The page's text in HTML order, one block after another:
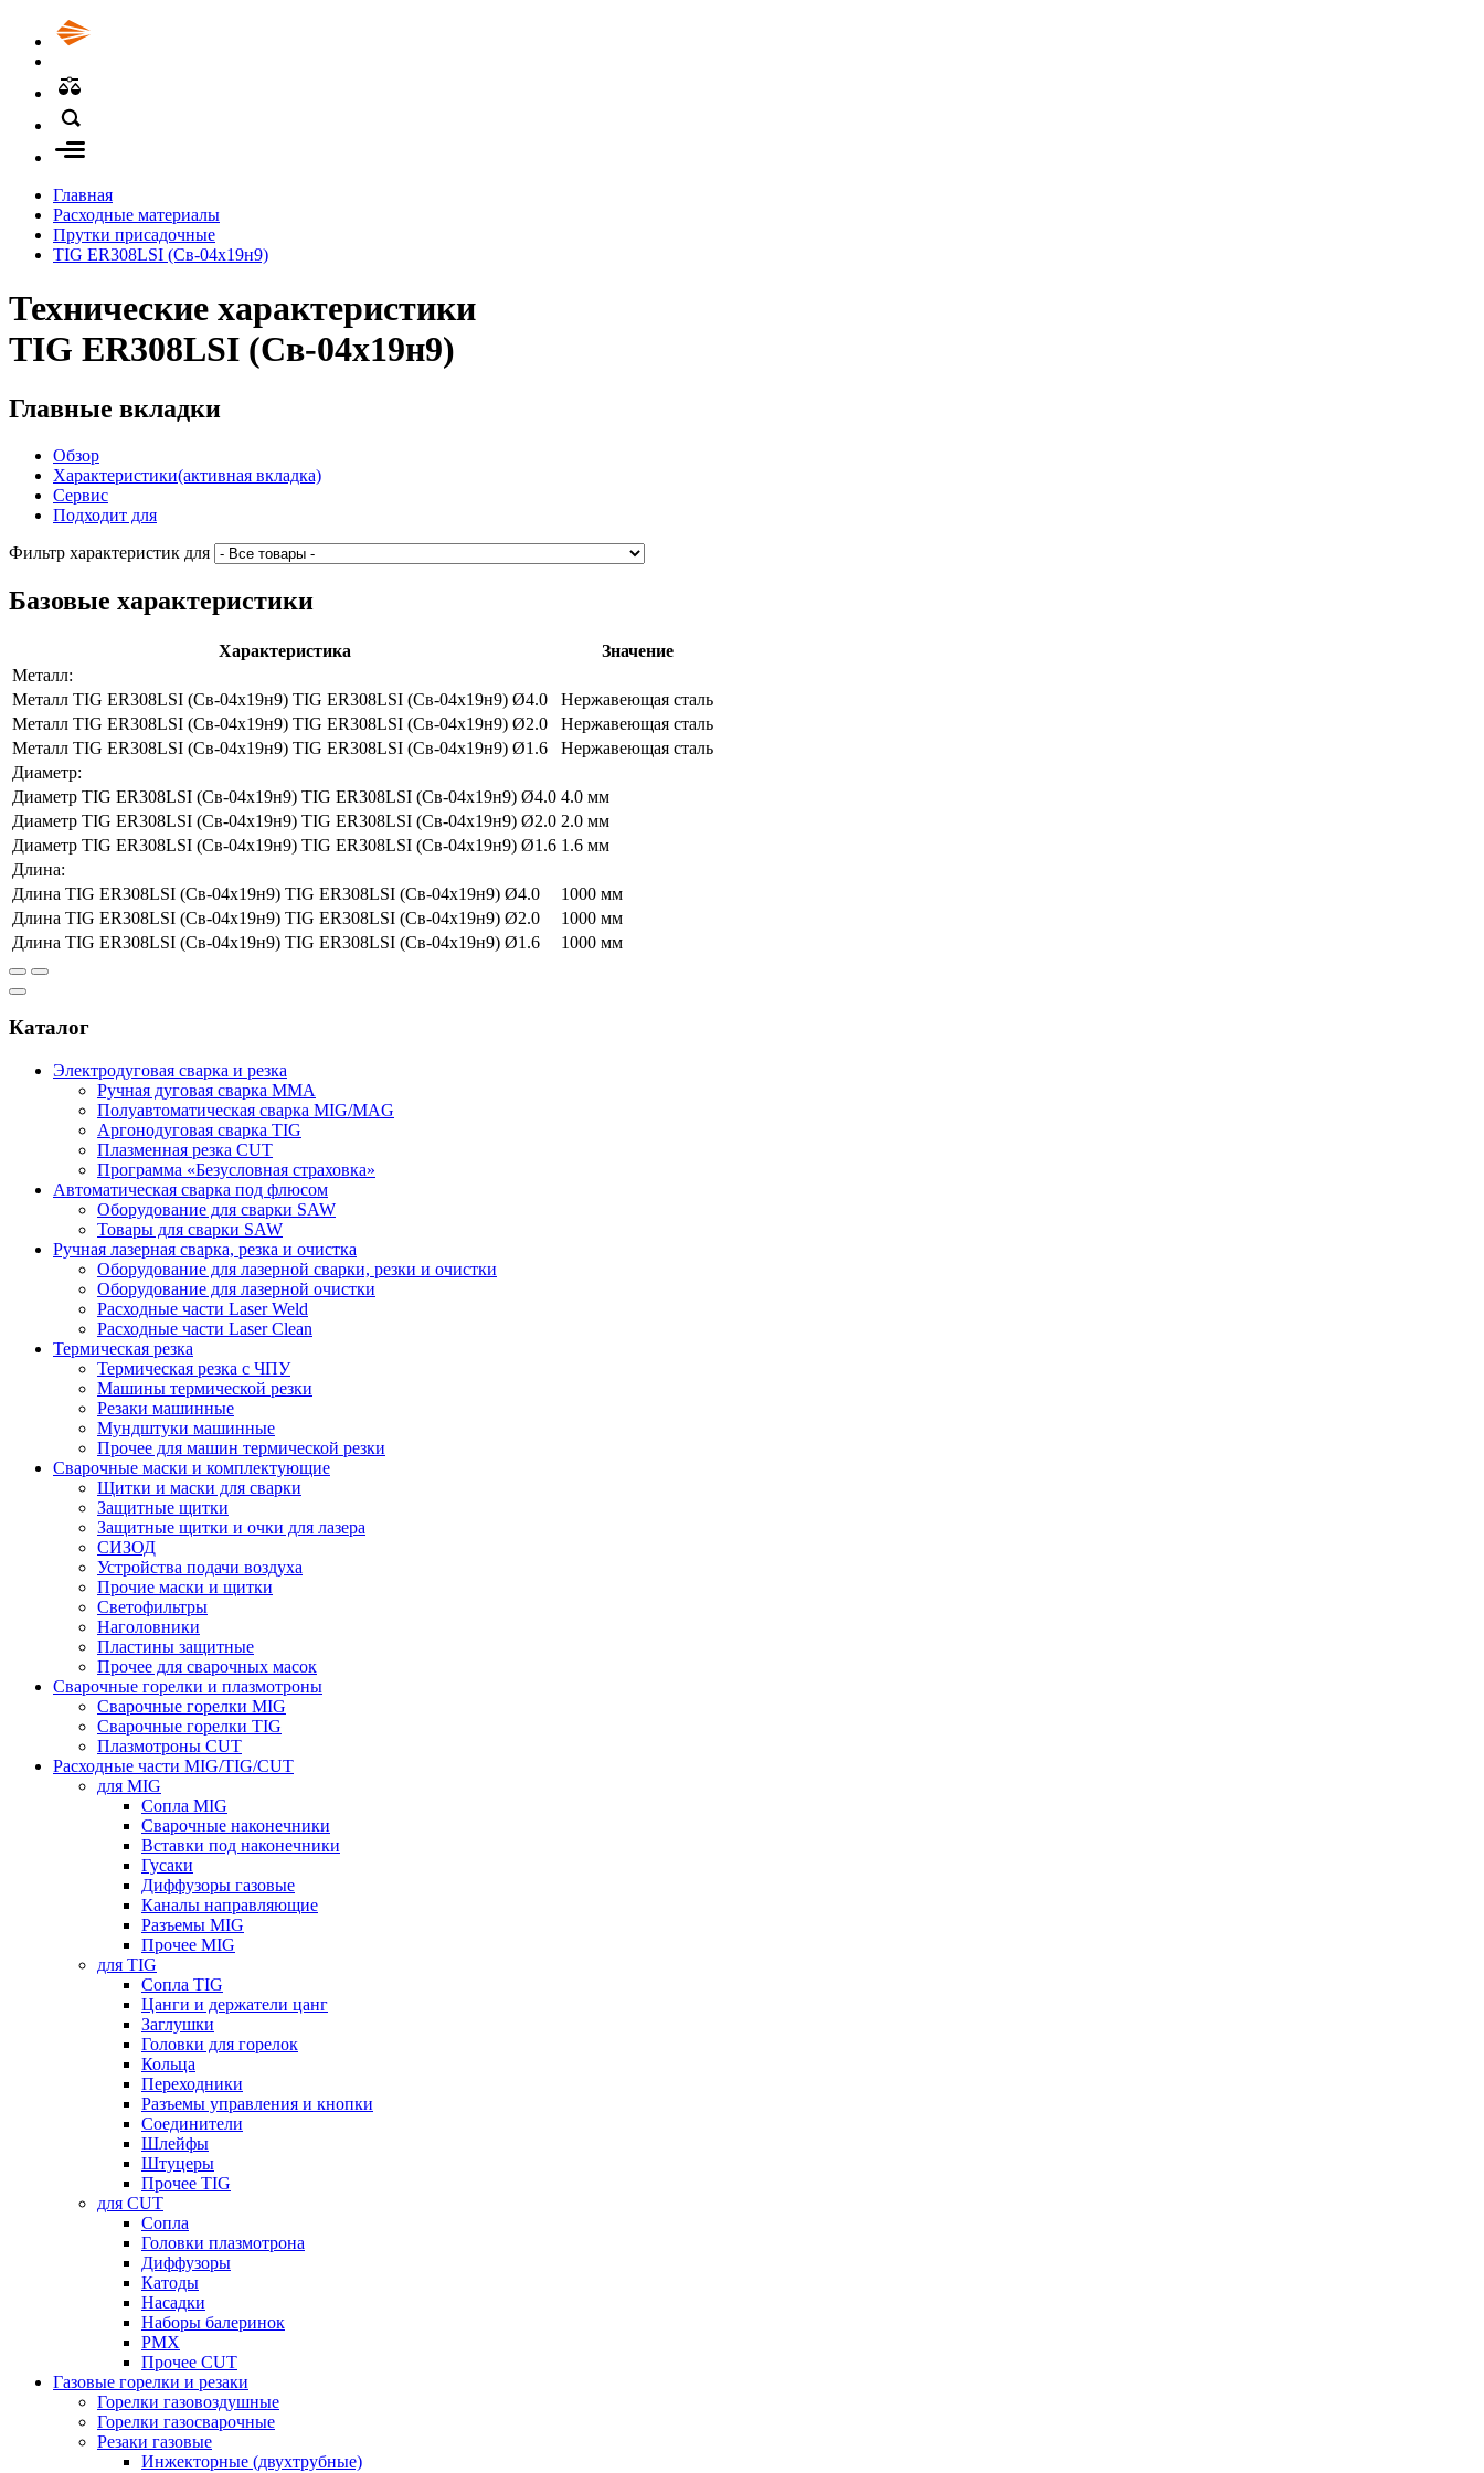
Главная
Расходные материалы
Прутки присадочные
TIG ER308LSI (Св-04х19н9)
Технические характеристики
TIG ER308LSI (Св-04х19н9)
Главные вкладки
Обзор
Характеристики(активная вкладка)
Сервис
Подходит для
Фильтр характеристик для
Базовые характеристики
Характеристика
Значение
Металл:
Металл TIG ER308LSI (Св-04х19н9) TIG ER308LSI (Св-04х19н9) Ø4.0
Нержавеющая сталь
Металл TIG ER308LSI (Св-04х19н9) TIG ER308LSI (Св-04х19н9) Ø2.0
Нержавеющая сталь
Металл TIG ER308LSI (Св-04х19н9) TIG ER308LSI (Св-04х19н9) Ø1.6
Нержавеющая сталь
Диаметр:
Диаметр TIG ER308LSI (Св-04х19н9) TIG ER308LSI (Св-04х19н9) Ø4.0 4.0 мм
Диаметр TIG ER308LSI (Св-04х19н9) TIG ER308LSI (Св-04х19н9) Ø2.0 2.0 мм
Диаметр TIG ER308LSI (Св-04х19н9) TIG ER308LSI (Св-04х19н9) Ø1.6 1.6 мм
Длина:
Длина TIG ER308LSI (Св-04х19н9) TIG ER308LSI (Св-04х19н9) Ø4.0 1000 мм
Длина TIG ER308LSI (Св-04х19н9) TIG ER308LSI (Св-04х19н9) Ø2.0 1000 мм
Длина TIG ER308LSI (Св-04х19н9) TIG ER308LSI (Св-04х19н9) Ø1.6 1000 мм
Каталог
Электродуговая сварка и резка
Ручная дуговая сварка MMA
Полуавтоматическая сварка MIG/MAG
Аргонодуговая сварка TIG
Плазменная резка CUT
Программа «Безусловная страховка»
Автоматическая сварка под флюсом
Оборудование для сварки SAW
Товары для сварки SAW
Ручная лазерная сварка, резка и очистка
Оборудование для лазерной сварки, резки и очистки
Оборудование для лазерной очистки
Расходные части Laser Weld
Расходные части Laser Clean
Термическая резка
Термическая резка с ЧПУ
Машины термической резки
Резаки машинные
Мундштуки машинные
Прочее для машин термической резки
Сварочные маски и комплектующие
Щитки и маски для сварки
Защитные щитки
Защитные щитки и очки для лазера
СИЗОД
Устройства подачи воздуха
Прочие маски и щитки
Светофильтры
Наголовники
Пластины защитные
Прочее для сварочных масок
Сварочные горелки и плазмотроны
Сварочные горелки MIG
Сварочные горелки TIG
Плазмотроны CUT
Расходные части MIG/TIG/CUT
для MIG
Сопла MIG
Сварочные наконечники
Вставки под наконечники
Гусаки
Диффузоры газовые
Каналы направляющие
Разъемы MIG
Прочее MIG
для TIG
Сопла TIG
Цанги и держатели цанг
Заглушки
Головки для горелок
Кольца
Переходники
Разъемы управления и кнопки
Соединители
Шлейфы
Штуцеры
Прочее TIG
для CUT
Сопла
Головки плазмотрона
Диффузоры
Катоды
Насадки
Наборы балеринок
PMX
Прочее CUT
Газовые горелки и резаки
Горелки газовоздушные
Горелки газосварочные
Резаки газовые
Инжекторные (двухтрубные)